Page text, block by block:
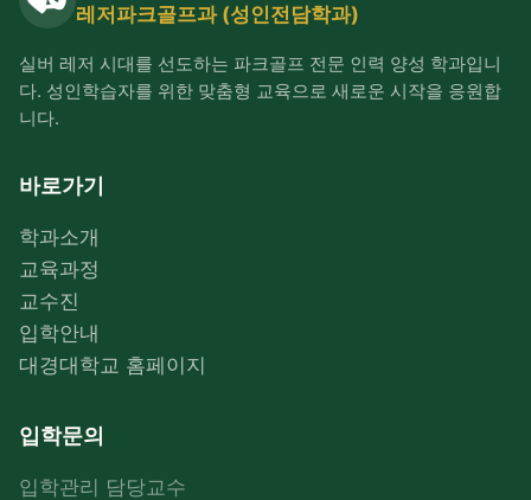
레저파크골프과 (성인전담학과)
실버 레저 시대를 선도하는 파크골프 전문 인력 양성 학과입니
다. 성인학습자를 위한 맞춤형 교육으로 새로운 시작을 응원합
니다.
바로가기
학과소개
교육과정
교수진
입학안내
대경대학교 홈페이지
입학문의
입학관리 담당교수